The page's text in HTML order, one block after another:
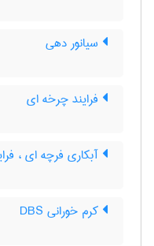
سیانور دهی
فرایند چرخه ای
آبکاری فرچه ای ،
کرم خورانی DBS